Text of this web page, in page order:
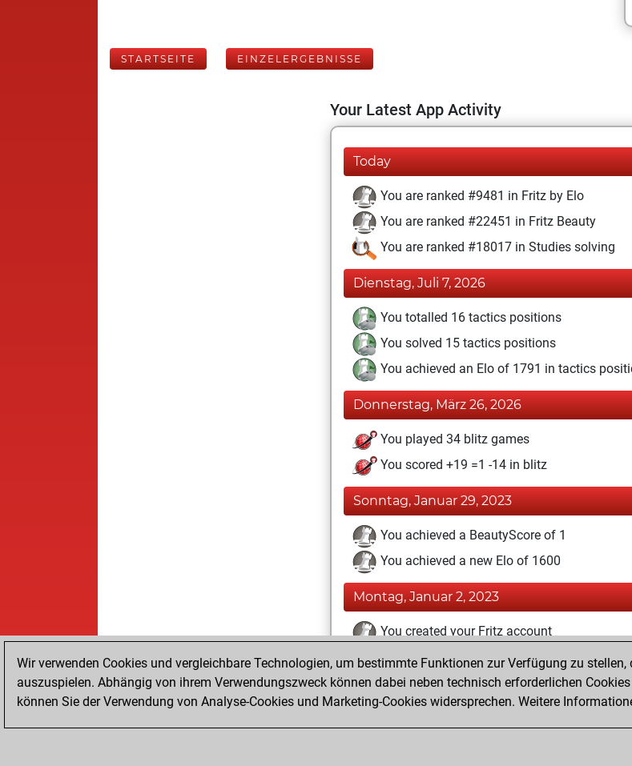
STARTSEITE EINZELERGEBNISSE
Your Latest App Activity
Today
You are ranked #9481 in Fritz by Elo
You are ranked #22451 in Fritz Beauty
You are ranked #18017 in Studies solving
Dienstag, Juli 7, 2026
You totalled 16 tactics positions
You solved 15 tactics positions
You achieved an Elo of 1791 in tactics
Donnerstag, März 26, 2026
You played 34 blitz games
You scored +19 =1 -14 in blitz
Sonntag, Januar 29, 2023
You achieved a BeautyScore of 1
You achieved a new Elo of 1600
Montag, Januar 2, 2023
You created your Fritz account
Montag, Dezember 26, 2022
You created your Studies account
Wir verwenden Cookies und vergleichbare Technologien, um bestimmte Funktionen zur Verfügung zu
auszuspielen. Abhängig von ihrem Verwendungszweck können dabei neben technisch erforderlichen
können Sie der Verwendung von Analyse-Cookies und Marketing-Cookies widersprechen. Weitere